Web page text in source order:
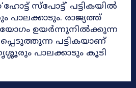
സ്‌പോട്ട്’ പട്ടികയിൽ
പാലക്കാടും. രാജ്യത്ത്
ഉയർന്നുനിൽക്കുന്ന
പട്ടികയാണ്